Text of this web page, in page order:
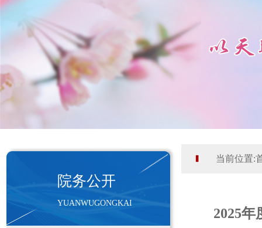
院务公开
YUANWUGONGKAI
当前位置:
2025